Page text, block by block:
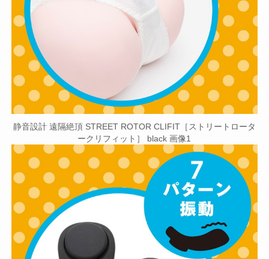
静音設計 遠隔絶頂 STREET ROTOR CLIFIT［ストリートロータ
ークリフィット］ black 画像1